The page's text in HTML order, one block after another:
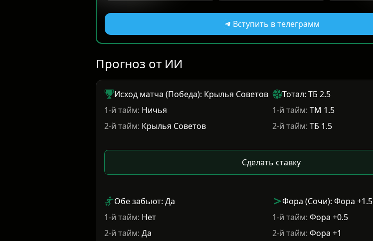
Вступить в телеграмм
Прогноз от ИИ
Исход матча (Победа): Крылья Советов
1-й тайм: Ничья
2-й тайм: Крылья Советов
Тотал: ТБ 2.5
1-й тайм: ТМ 1.5
2-й тайм: ТБ 1.5
Сделать ставку
Обе забьют: Да
1-й тайм: Нет
2-й тайм: Да
Фора (Сочи): Фора +1.5
1-й тайм: Фора +0.5
2-й тайм: Фора +1